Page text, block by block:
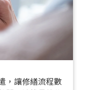
，讓修繕流程數